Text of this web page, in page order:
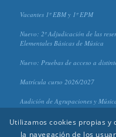
Vacantes 1º EBM y 1º EPM
Nuevo: 2º Adjudicación de las
Elementales Básicas de Música
Nuevo: Pruebas de acceso a
Matrícula curso 2026/2027
Audición de Agrupaciones y
Utilizamos cookies propias
la navegación de los